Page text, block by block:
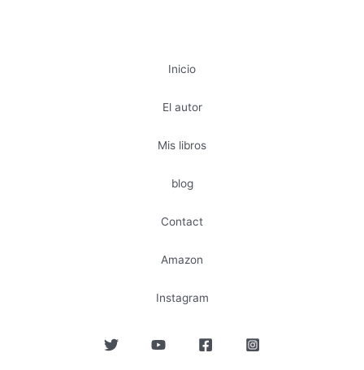
Inicio
El autor
Mis libros
blog
Contact
Amazon
Instagram